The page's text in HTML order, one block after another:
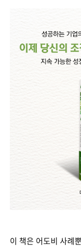
이 책은 어도비 사례